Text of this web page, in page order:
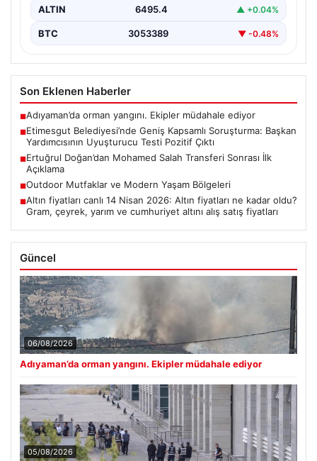
önemli gelişmeler yaşanıyor. Belediye…
ALTIN 6495.4 ▲ +0.04%
BTC 3053389 ▼ -0.48%
Son Eklenen Haberler
■Adıyaman’da orman yangını. Ekipler müdahale ediyor
■Etimesgut Belediyesi’nde Geniş Kapsamlı Soruşturma: Başkan
Yardımcısının Uyuşturucu Testi Pozitif Çıktı
■Ertuğrul Doğan’dan Mohamed Salah Transferi Sonrası İlk
Açıklama
■Outdoor Mutfaklar ve Modern Yaşam Bölgeleri
■Altın fiyatları canlı 14 Nisan 2026: Altın fiyatları ne kadar oldu?
Gram, çeyrek, yarım ve cumhuriyet altını alış satış fiyatları
Güncel
06/08/2026
Adıyaman’da orman yangını. Ekipler müdahale ediyor
05/08/2026